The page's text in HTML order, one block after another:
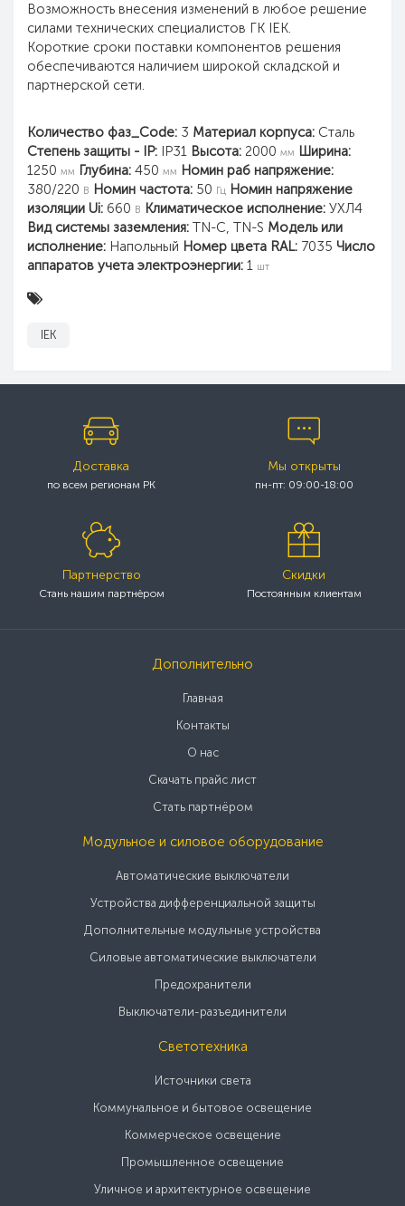
Возможность внесения изменений в любое решение
силами технических специалистов ГК IEK.
Короткие сроки поставки компонентов решения
обеспечиваются наличием широкой складской и
партнерской сети.
Количество фаз_Code: 3 Материал корпуса: Сталь
Степень защиты - IP: IP31 Высота: 2000 мм Ширина:
1250 мм Глубина: 450 мм Номин раб напряжение:
380/220 В Номин частота: 50 Гц Номин напряжение
изоляции Ui: 660 В Климатическое исполнение: УХЛ4
Вид системы заземления: TN-C, TN-S Модель или
исполнение: Напольный Номер цвета RAL: 7035 Число
аппаратов учета электроэнергии: 1 шт
IEK
Доставка
по всем регионам РК
Мы открыты
пн-пт: 09:00-18:00
Партнерство
Стань нашим партнёром
Скидки
Постоянным клиентам
Дополнительно
Главная
Контакты
О нас
Скачать прайс лист
Стать партнёром
Модульное и силовое оборудование
Автоматические выключатели
Устройства дифференциальной защиты
Дополнительные модульные устройства
Силовые автоматические выключатели
Предохранители
Выключатели-разъединители
Светотехника
Источники света
Коммунальное и бытовое освещение
Коммерческое освещение
Промышленное освещение
Уличное и архитектурное освещение